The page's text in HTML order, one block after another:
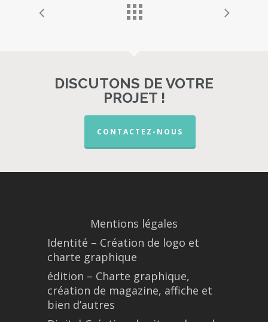
DISCUTONS DE VOTRE
PROJET !
CONTACTEZ-NOUS
Mentions légales
Identité – Création de logo et
charte graphique
édition – Charte graphique,
création de magazine, affiche et
bien d’autres